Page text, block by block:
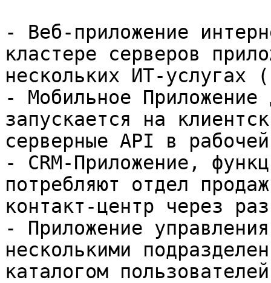
- Веб-приложение
кластере серверов
нескольких ИТ-услугах
- Мобильное
запускается на
серверные API в
- CRM-Приложение,
потребляют отдел
контакт-центр через
- Приложение
несколькими
каталогом